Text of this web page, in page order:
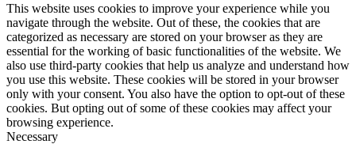
This website uses cookies to improve your experience while you
navigate through the website. Out of these, the cookies that are
categorized as necessary are stored on your browser as they are
essential for the working of basic functionalities of the website. We
also use third-party cookies that help us analyze and understand how
you use this website. These cookies will be stored in your browser
only with your consent. You also have the option to opt-out of these
cookies. But opting out of some of these cookies may affect your
browsing experience.
Necessary